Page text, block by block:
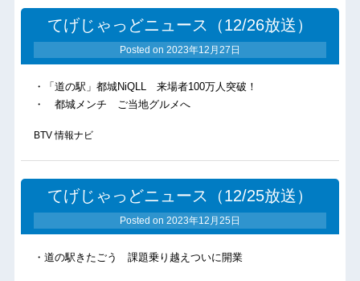
てげじゃっどニュース（12/26放送）
Posted on 2023年12月27日
・「道の駅」都城NiQLL 来場者100万人突破！
・ 都城メンチ ご当地グルメへ
BTV 情報ナビ
てげじゃっどニュース（12/25放送）
Posted on 2023年12月25日
・道の駅きたごう 課題乗り越えついに開業